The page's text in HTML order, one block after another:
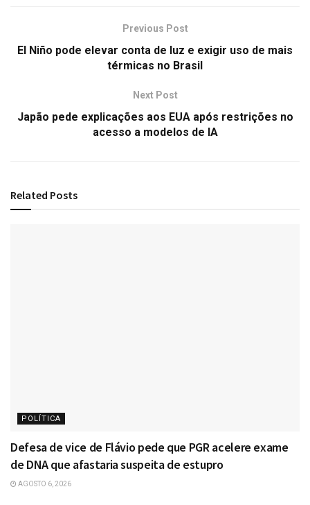
Previous Post
El Niño pode elevar conta de luz e exigir uso de mais
térmicas no Brasil
Next Post
Japão pede explicações aos EUA após restrições no
acesso a modelos de IA
Related Posts
POLÍTICA
Defesa de vice de Flávio pede que PGR acelere exame
de DNA que afastaria suspeita de estupro
AGOSTO 6, 2026